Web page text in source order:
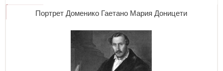
Портрет Доменико Гаетано Мария Доницети